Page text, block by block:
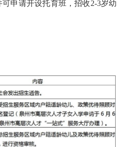
申请开设托育班，招收2-3岁幼